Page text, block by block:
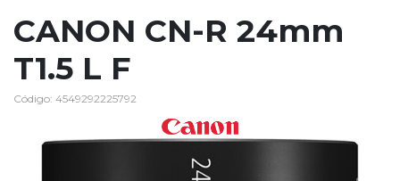
CANON CN-R 24mm
T1.5 L F
Código: 4549292225792